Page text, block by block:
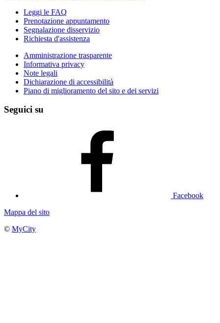
Leggi le FAQ
Prenotazione appuntamento
Segnalazione disservizio
Richiesta d'assistenza
Amministrazione trasparente
Informativa privacy
Note legali
Dichiarazione di accessibilità
Piano di miglioramento del sito e dei servizi
Seguici su
Facebook
Mappa del sito
© MyCity